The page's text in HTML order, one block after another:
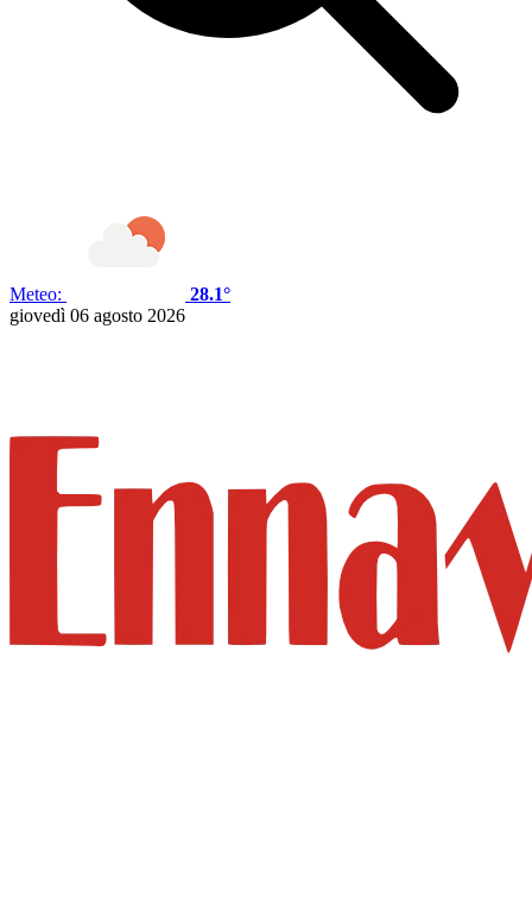
Meteo:
28.1°
giovedì 06 agosto 2026